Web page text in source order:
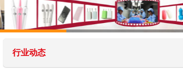
行业动态